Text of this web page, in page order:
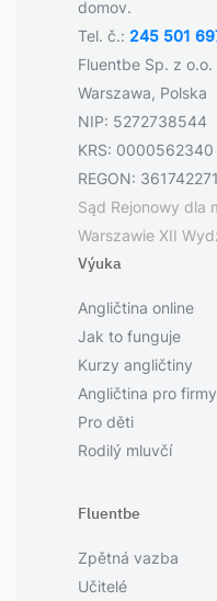
domov.
Tel. č.: 245 501
Fluentbe Sp. z
Warszawa, Polska
NIP: 5272738544
KRS: 0000562340
REGON: 361742271
Sąd Rejonowy dla
Warszawie XII
Výuka
Angličtina online
Jak to funguje
Kurzy angličtiny
Angličtina pro firmy
Pro děti
Rodilý mluvčí
Fluentbe
Zpětná vazba
Učitelé